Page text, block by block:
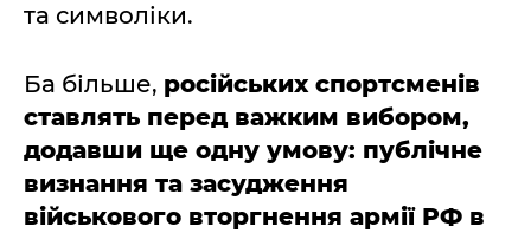
та символіки.
Ба більше, російських спортсменів
ставлять перед важким вибором,
додавши ще одну умову: публічне
визнання та засудження
військового вторгнення армії РФ в